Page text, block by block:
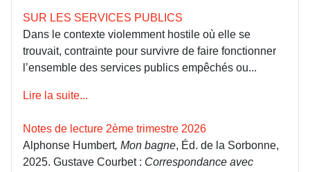
SUR LES SERVICES PUBLICS
Dans le contexte violemment hostile où elle se
trouvait, contrainte pour survivre de faire fonctionner
l’ensemble des services publics empêchés ou...
Lire la suite...
Notes de lecture 2ème trimestre 2026
Alphonse Humbert, Mon bagne, Éd. de la Sorbonne,
2025. Gustave Courbet : Correspondance avec